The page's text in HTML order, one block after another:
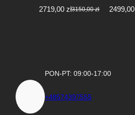
3150,00zł
Pierwotna
2719,00 zł
Aktualna
2499,00
PON-PT: 09:00-17:00
+48574397555